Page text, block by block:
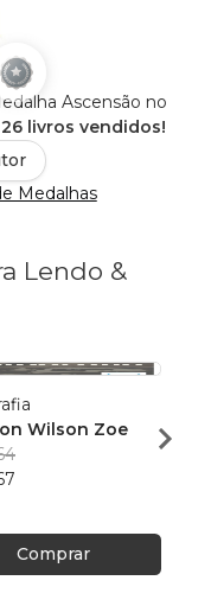
Ascensão no
26 livros vendidos!
Medalhas
Lendo &
Wilson Zoe
Comprar
de